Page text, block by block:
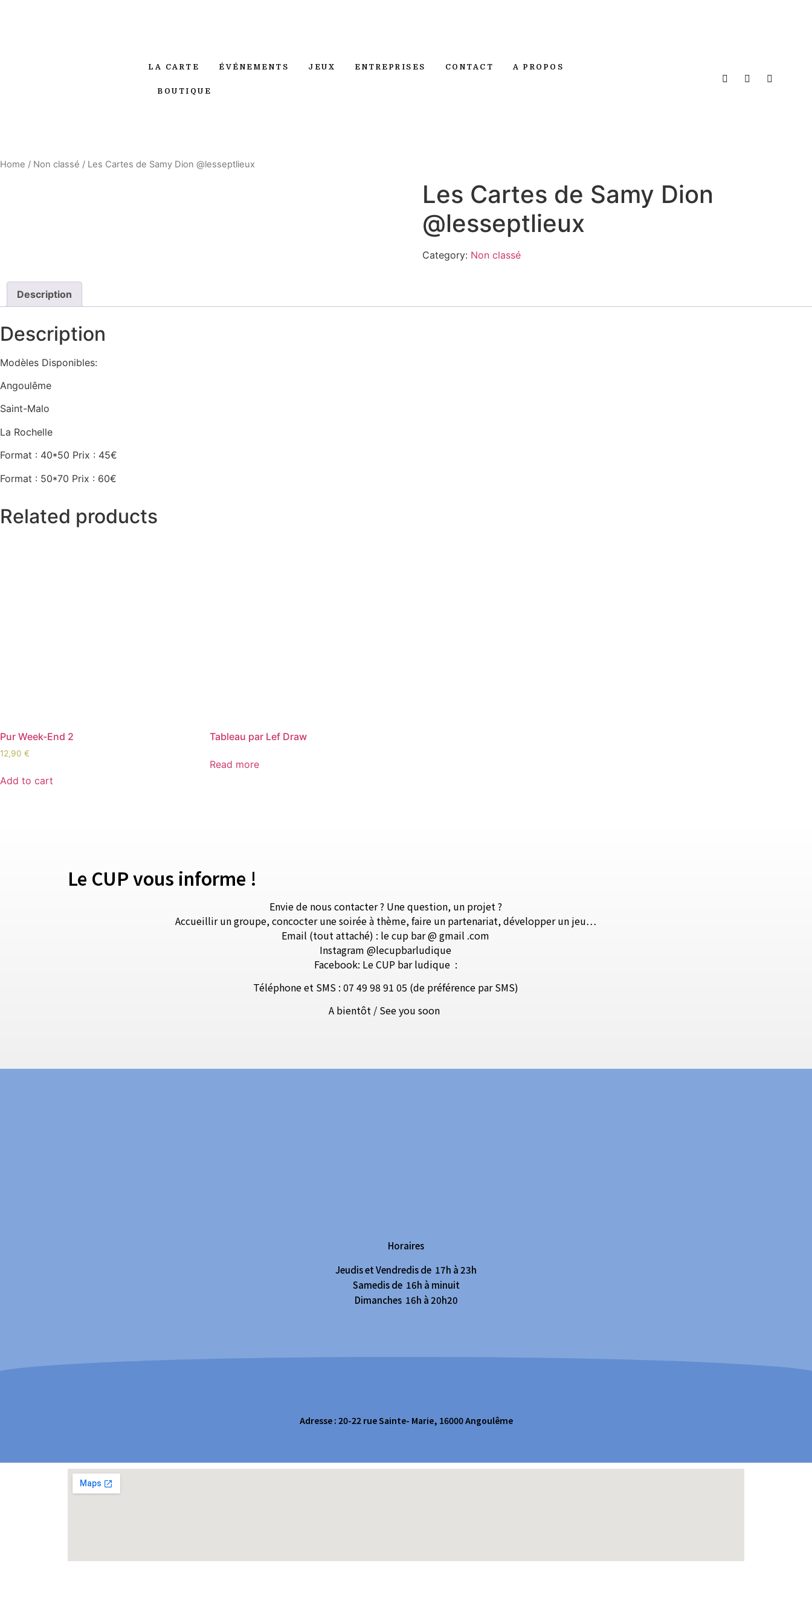
LA CARTE ÉVÉNEMENTS JEUX ENTREPRISES CONTACT A PROPOS
BOUTIQUE
Home / Non classé / Les Cartes de Samy Dion @lesseptlieux
Les Cartes de Samy Dion
@lesseptlieux
Category: Non classé
Description
Description
Modèles Disponibles:
Angoulême
Saint-Malo
La Rochelle
Format : 40*50 Prix : 45€
Format : 50*70 Prix : 60€
Related products
Pur Week-End 2
12,90 €
Add to cart
Tableau par Lef Draw
Read more
Le CUP vous informe !
Envie de nous contacter ? Une question, un projet ?
Accueillir un groupe, concocter une soirée à thème, faire un partenariat, développer un jeu…
Email (tout attaché) : le cup bar @ gmail .com
Instagram @lecupbarludique
Facebook: Le CUP bar ludique :
Téléphone et SMS : 07 49 98 91 05 (de préférence par SMS)
A bientôt / See you soon
Horaires
Jeudis et Vendredis de 17h à 23h
Samedis de 16h à minuit
Dimanches 16h à 20h20
Adresse : 20-22 rue Sainte- Marie, 16000 Angoulême